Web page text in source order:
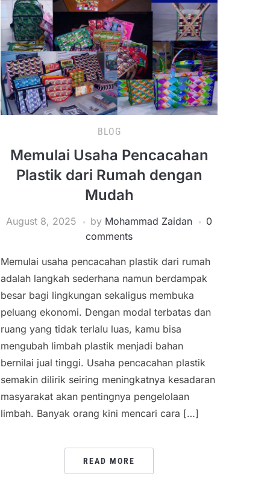
BLOG
Memulai Usaha Pencacahan
Plastik dari Rumah dengan
Mudah
August 8, 2025 by Mohammad Zaidan
0
comments
Memulai usaha pencacahan plastik dari rumah
adalah langkah sederhana namun berdampak
besar bagi lingkungan sekaligus membuka
peluang ekonomi. Dengan modal terbatas dan
ruang yang tidak terlalu luas, kamu bisa
mengubah limbah plastik menjadi bahan
bernilai jual tinggi. Usaha pencacahan plastik
semakin dilirik seiring meningkatnya kesadaran
masyarakat akan pentingnya pengelolaan
limbah. Banyak orang kini mencari cara […]
READ MORE